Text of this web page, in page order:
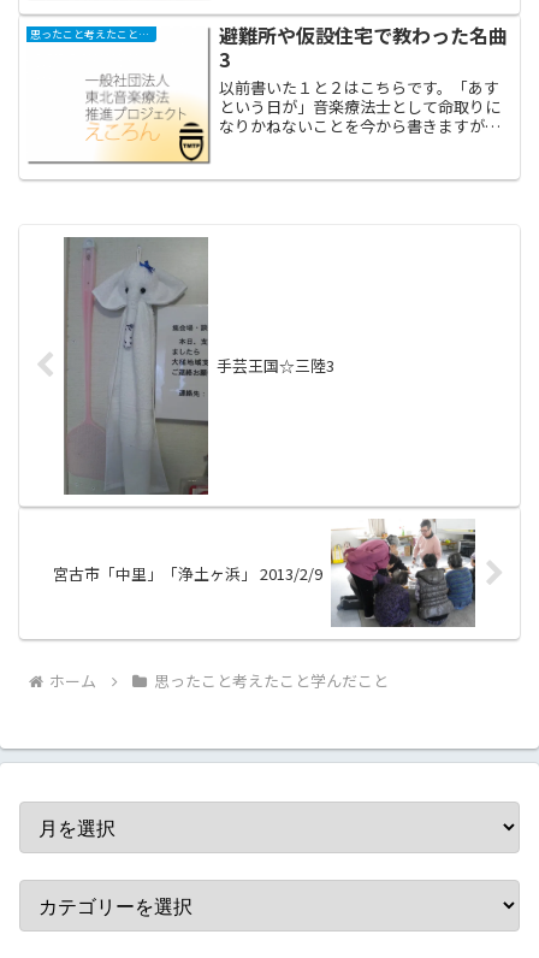
ンジして、既存の曲に...
思ったこと考えたこと学んだこと
避難所や仮設住宅で教わった名曲
3
以前書いた１と２はこちらです。「あす
という日が」音楽療法士として命取りに
なりかねないことを今から書きますが、
全員で声を揃えて言葉にしなければいけ
手芸王国☆三陸3
宮古市「中里」「浄土ヶ浜」 2013/2/9
ホーム 思ったこと考えたこと学んだこと